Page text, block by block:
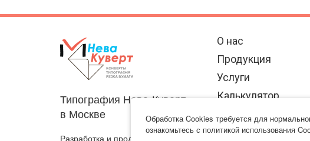
Типография Нева-Куверт
в Москве
Разработка и продвижение
О нас
Продукция
Услуги
Калькулятор
Отзывы
Обработка Cookies требуется для
ознакомьтесь с политикой использования